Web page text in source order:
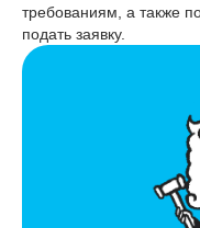
требованиям, а также
подать заявку.